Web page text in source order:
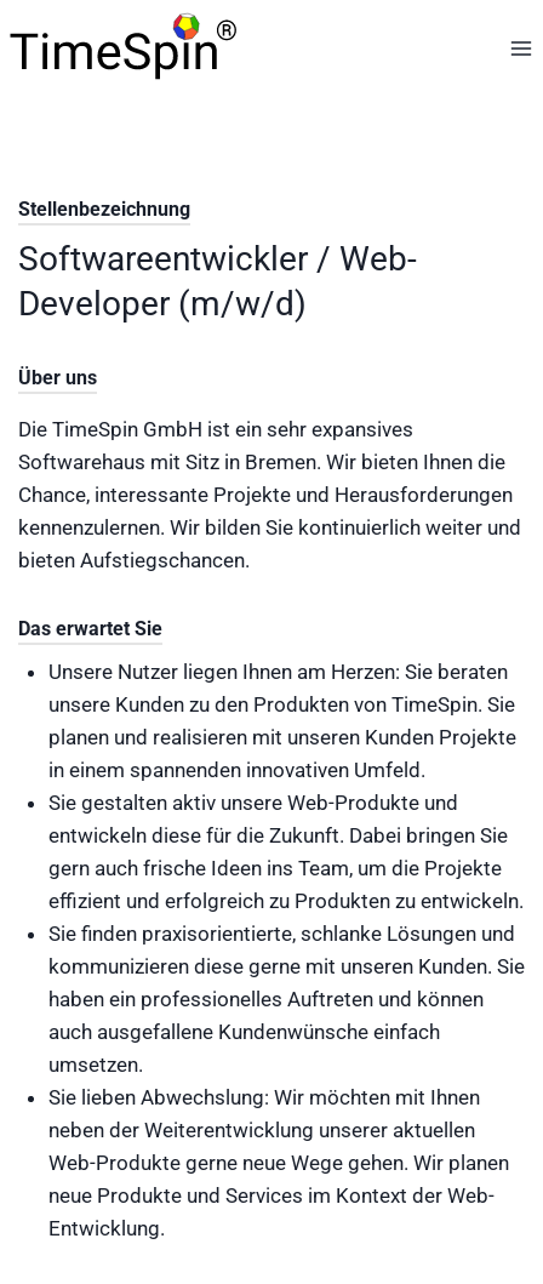
Stellenbezeichnung
Softwareentwickler / Web-
Developer (m/w/d)
Über uns
Die TimeSpin GmbH ist ein sehr expansives
Softwarehaus mit Sitz in Bremen. Wir bieten Ihnen die
Chance, interessante Projekte und Herausforderungen
kennenzulernen. Wir bilden Sie kontinuierlich weiter und
bieten Aufstiegschancen.
Das erwartet Sie
Unsere Nutzer liegen Ihnen am Herzen: Sie beraten
unsere Kunden zu den Produkten von TimeSpin. Sie
planen und realisieren mit unseren Kunden Projekte
in einem spannenden innovativen Umfeld.
Sie gestalten aktiv unsere Web-Produkte und
entwickeln diese für die Zukunft. Dabei bringen Sie
gern auch frische Ideen ins Team, um die Projekte
effizient und erfolgreich zu Produkten zu entwickeln.
Sie finden praxisorientierte, schlanke Lösungen und
kommunizieren diese gerne mit unseren Kunden. Sie
haben ein professionelles Auftreten und können
auch ausgefallene Kundenwünsche einfach
umsetzen.
Sie lieben Abwechslung: Wir möchten mit Ihnen
neben der Weiterentwicklung unserer aktuellen
Web-Produkte gerne neue Wege gehen. Wir planen
neue Produkte und Services im Kontext der Web-
Entwicklung.